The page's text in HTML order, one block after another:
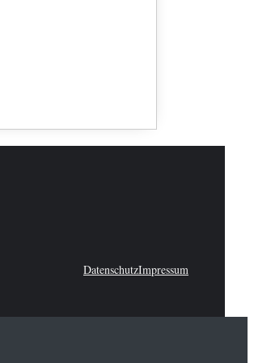
DatenschutzImpressum